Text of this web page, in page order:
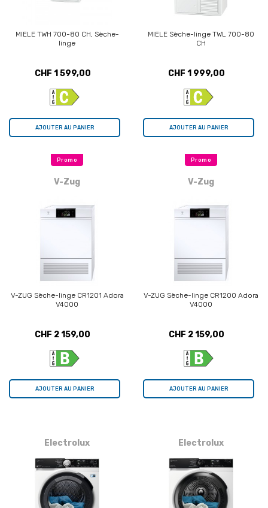
MIELE TWH 700-80 CH, Sèche-
linge
CHF 1 599,00
AJOUTER AU PANIER
MIELE Sèche-linge TWL 700-80
CH
CHF 1 999,00
AJOUTER AU PANIER
Promo
V-Zug
V-ZUG Sèche-linge CR1201 Adora
V4000
CHF 2 159,00
AJOUTER AU PANIER
Promo
V-Zug
V-ZUG Sèche-linge CR1200 Adora
V4000
CHF 2 159,00
AJOUTER AU PANIER
Electrolux Electrolux